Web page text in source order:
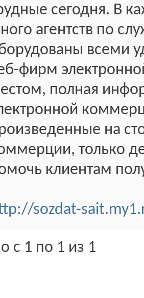
сегодня. В
агентств по
всеми
фирм
полная
на
только
клиентам
sozdat-
с 1 по 1 из 1